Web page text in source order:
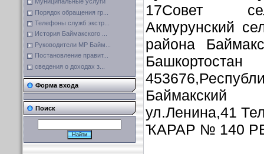
Порядок обращения гр...
Телефоны служб экстр...
История Баймакского ...
Руководители МР Байм...
Постановление правит...
сведения о доходах з...
Форма входа
Поиск
17Совет
Акмурунский
района
Башкортостан
ул.Ленина,41
ҠАРАР № 140